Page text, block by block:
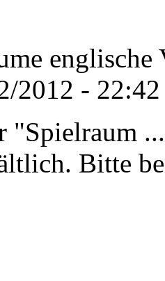
englische
2012 - 22:42
"Spielraum
Bitte